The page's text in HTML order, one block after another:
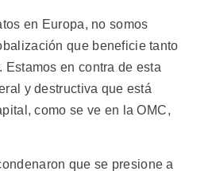
en Europa, no somos
que beneficie tanto
Estamos en contra de esta
y destructiva que está
como se ve en la OMC,
que se presione a